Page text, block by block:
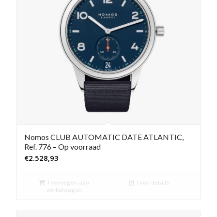
Nomos CLUB AUTOMATIC DATE ATLANTIC,
Ref. 776 – Op voorraad
€2.528,93
Toevoegen aan
winkelwagen
Toon details